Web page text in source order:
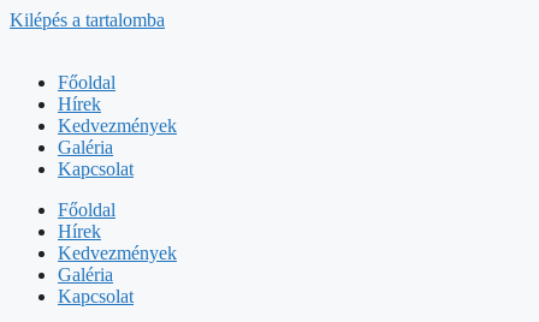
Kilépés a tartalomba
Főoldal
Hírek
Kedvezmények
Galéria
Kapcsolat
Főoldal
Hírek
Kedvezmények
Galéria
Kapcsolat